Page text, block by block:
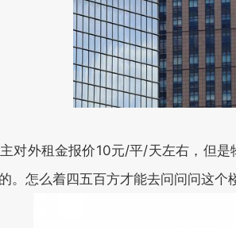
外租金报价10元/平/天左右，但是
。怎么着四五百方才能去问问问这个楼啊